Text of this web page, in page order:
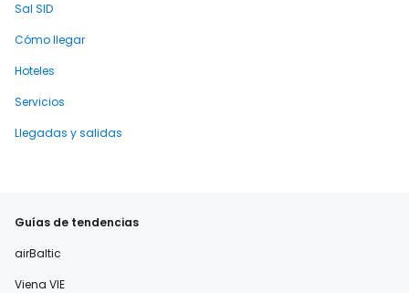
Sal SID
Cómo llegar
Hoteles
Servicios
Llegadas y salidas
Guías de tendencias
airBaltic
Viena VIE